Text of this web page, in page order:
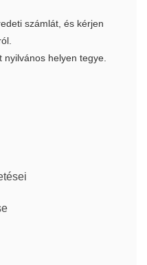
számlát, és kérjen
helyen tegye.